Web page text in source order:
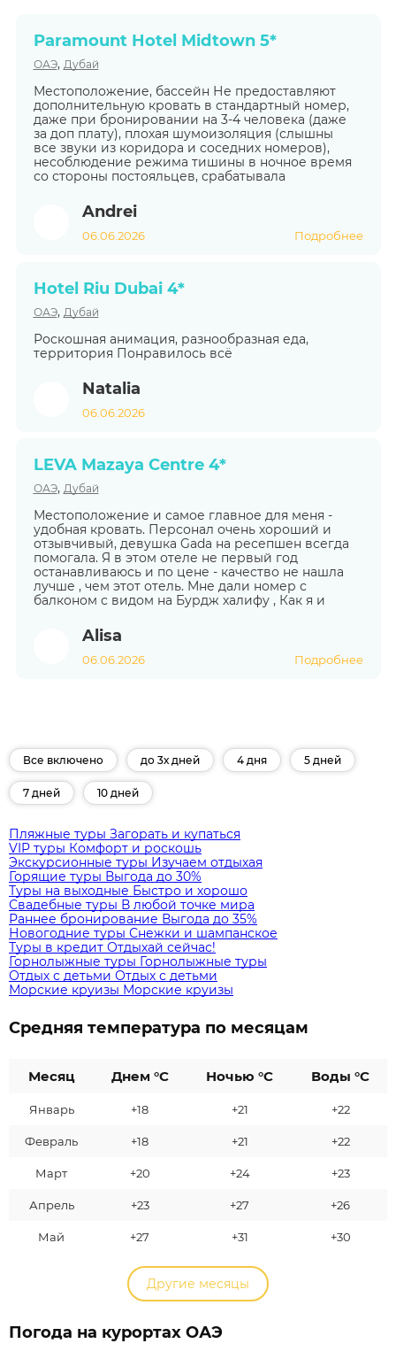
Paramount Hotel Midtown 5*
ОАЭ, Дубай
Местоположение, бассейн Не предоставляют
дополнительную кровать в стандартный номер,
даже при бронировании на 3-4 человека (даже
за доп плату), плохая шумоизоляция (слышны
все звуки из коридора и соседних номеров),
несоблюдение режима тишины в ночное время
со стороны постояльцев, срабатывала
Andrei
06.06.2026 Подробнее
Hotel Riu Dubai 4*
ОАЭ, Дубай
Роскошная анимация, разнообразная еда,
территория Понравилось всё
Natalia
06.06.2026
LEVA Mazaya Centre 4*
ОАЭ, Дубай
Местоположение и самое главное для меня -
удобная кровать. Персонал очень хороший и
отзывчивый, девушка Gada на ресепшен всегда
помогала. Я в этом отеле не первый год
останавливаюсь и по цене - качество не нашла
лучше , чем этот отель. Мне дали номер с
балконом с видом на Бурдж халифу , Как я и
Alisa
06.06.2026 Подробнее
Все включено до 3х дней 4 дня 5 дней
7 дней 10 дней
Пляжные туры Загорать и купаться
VIP туры Комфорт и роскошь
Экскурсионные туры Изучаем отдыхая
Горящие туры Выгода до 30%
Туры на выходные Быстро и хорошо
Свадебные туры В любой точке мира
Раннее бронирование Выгода до 35%
Новогодние туры Снежки и шампанское
Туры в кредит Отдыхай сейчас!
Горнолыжные туры Горнолыжные туры
Отдых с детьми Отдых с детьми
Морские круизы Морские круизы
Средняя температура по месяцам
Месяц Днем °C Ночью °C Воды °C
Январь +18 +21 +22
Февраль +18 +21 +22
Март +20 +24 +23
Апрель +23 +27 +26
Май +27 +31 +30
Другие месяцы
Погода на курортах ОАЭ